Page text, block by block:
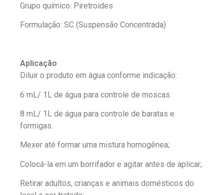
Grupo químico: Piretroides
Formulação: SC (Suspensão Concentrada)
Aplicação
Diluir o produto em água conforme indicação:
6 mL/ 1L de água para controle de moscas.
8 mL/ 1L de água para controle de baratas e
formigas.
Mexer até formar uma mistura homogênea;
Colocá-la em um borrifador e agitar antes de aplicar;
Retirar adultos, crianças e animais domésticos do